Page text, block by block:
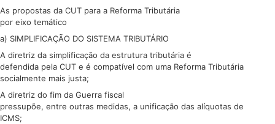
As propostas da CUT para a Reforma Tributária
por eixo temático
a) SIMPLIFICAÇÃO DO SISTEMA TRIBUTÁRIO
A diretriz da simplificação da estrutura tributária é
defendida pela CUT e é compatível com uma Reforma Tributária
socialmente mais justa;
A diretriz do fim da Guerra fiscal
pressupõe, entre outras medidas, a unificação das alíquotas de
ICMS;